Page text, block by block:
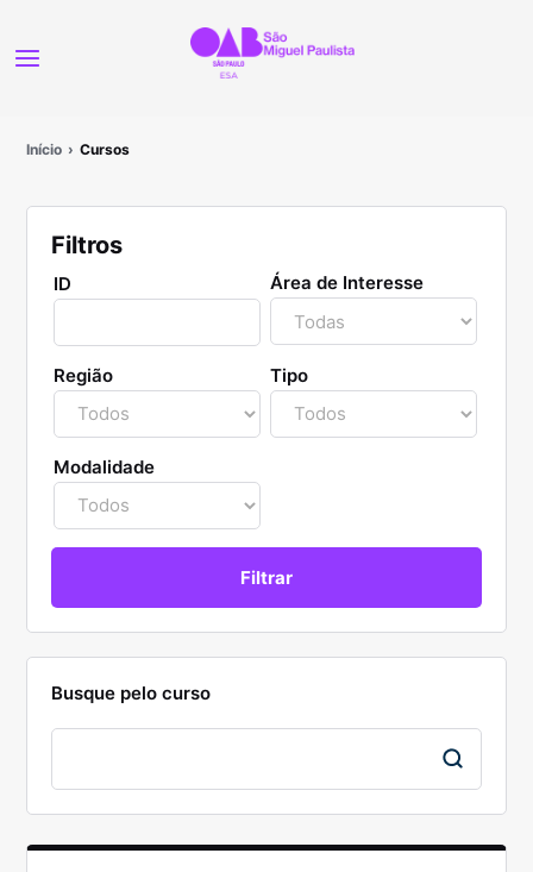
Início Cursos
Filtros
ID Área de Interesse
Região Tipo
Modalidade
Busque pelo curso